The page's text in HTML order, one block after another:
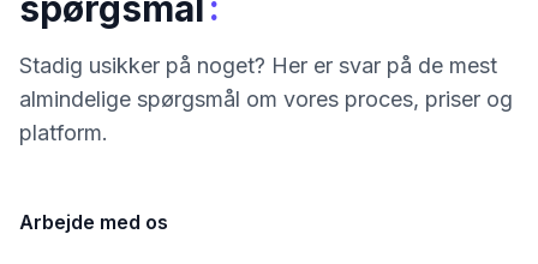
spørgsmål
Stadig usikker på noget? Her er svar på de mest
almindelige spørgsmål om vores proces, priser og
platform.
Arbejde med os